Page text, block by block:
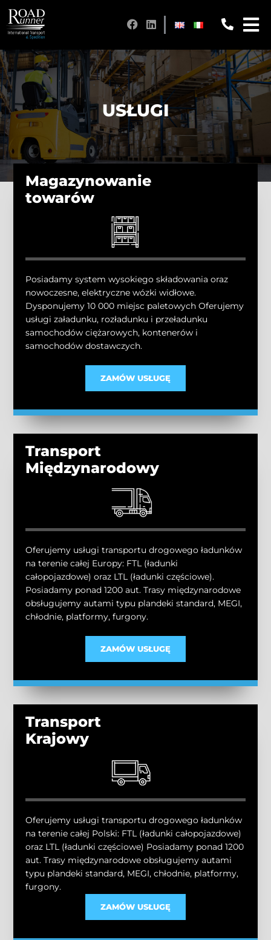
USŁUGI
Magazynowanie
towarów
Posiadamy system wysokiego składowania oraz
nowoczesne, elektryczne wózki widłowe.
Dysponujemy 10 000 miejsc paletowych Oferujemy
usługi załadunku, rozładunku i przeładunku
samochodów ciężarowych, kontenerów i
samochodów dostawczych.
ZAMÓW USŁUGĘ
Transport
Międzynarodowy
Oferujemy usługi transportu drogowego ładunków
na terenie całej Europy: FTL (ładunki
całopojazdowe) oraz LTL (ładunki częściowe).
Posiadamy ponad 1200 aut. Trasy międzynarodowe
obsługujemy autami typu plandeki standard, MEGI,
chłodnie, platformy, furgony.
ZAMÓW USŁUGĘ
Transport
Krajowy
Oferujemy usługi transportu drogowego ładunków
na terenie całej Polski: FTL (ładunki całopojazdowe)
oraz LTL (ładunki częściowe) Posiadamy ponad 1200
aut. Trasy międzynarodowe obsługujemy autami
typu plandeki standard, MEGI, chłodnie, platformy,
furgony.
ZAMÓW USŁUGĘ